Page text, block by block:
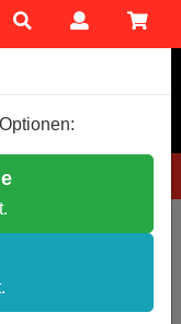
60
von 365
dienen zu
Sie akzeptieren.